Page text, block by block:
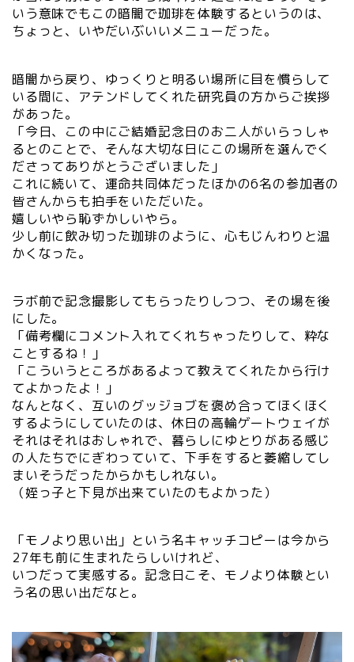
いう意味でもこの暗闇で珈琲を体験するというのは、
ちょっと、いやだいぶいいメニューだった。
暗闇から戻り、ゆっくりと明るい場所に目を慣らして
いる間に、アテンドしてくれた研究員の方からご挨拶
があった。
「今日、この中にご結婚記念日のお二人がいらっしゃ
るとのことで、そんな大切な日にこの場所を選んでく
ださってありがとうございました」
これに続いて、運命共同体だったほかの6名の参加者の
皆さんからも拍手をいただいた。
嬉しいやら恥ずかしいやら。
少し前に飲み切った珈琲のように、心もじんわりと温
かくなった。
ラボ前で記念撮影してもらったりしつつ、その場を後
にした。
「備考欄にコメント入れてくれちゃったりして、粋な
ことするね！」
「こういうところがあるよって教えてくれたから行け
てよかったよ！」
なんとなく、互いのグッジョブを褒め合ってほくほく
するようにしていたのは、休日の高輪ゲートウェイが
それはそれはおしゃれで、暮らしにゆとりがある感じ
の人たちでにぎわっていて、下手をすると萎縮してし
まいそうだったからかもしれない。
（姪っ子と下見が出来ていたのもよかった）
「モノより思い出」という名キャッチコピーは今から
27年も前に生まれたらしいけれど、
いつだって実感する。記念日こそ、モノより体験とい
う名の思い出だなと。